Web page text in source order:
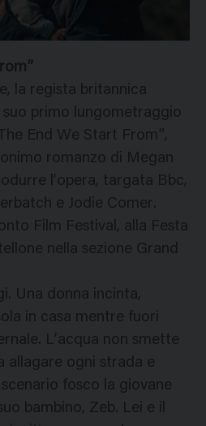
la regista britannica
primo lungometraggio
End We Start From”,
romanzo di Megan
l’opera, targata Bbc,
e Jodie Comer.
Film Festival, alla Festa
nella sezione Grand
Una donna incinta,
in casa mentre fuori
L’acqua non smette
allagare ogni strada e
fosco la giovane
bambino, Zeb. Lei e il